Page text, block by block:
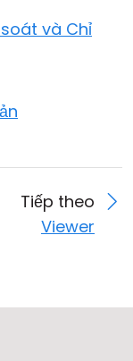
và Chỉ
Tiếp theo
Viewer